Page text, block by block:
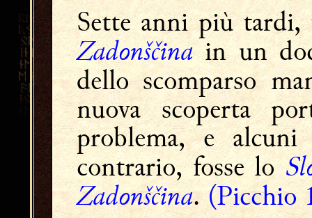
Sette anni più tardi,
Zadonščinain un
dello scomparso
nuova scoperta
problema, e
contrario, fosse lo
Zadonščina.(Picchio